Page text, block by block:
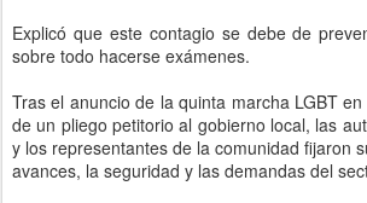
Explicó que este contagio se debe de
sobre todo hacerse exámenes.
Tras el anuncio de la quinta marcha LGBT
de un pliego petitorio al gobierno local, las
y los representantes de la comunidad fijaron
avances, la seguridad y las demandas del